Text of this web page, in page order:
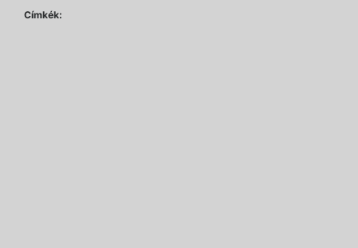
Címkék: